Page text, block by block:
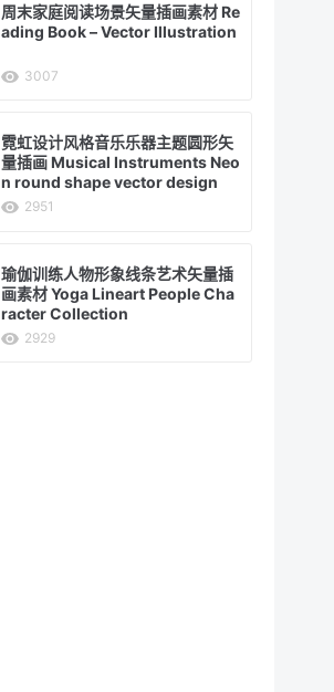
周末家庭阅读场景矢量插画素材 Re
ading Book – Vector Illustration
3007
霓虹设计风格音乐乐器主题圆形矢
量插画 Musical Instruments Neo
n round shape vector design
2951
瑜伽训练人物形象线条艺术矢量插
画素材 Yoga Lineart People Cha
racter Collection
2929